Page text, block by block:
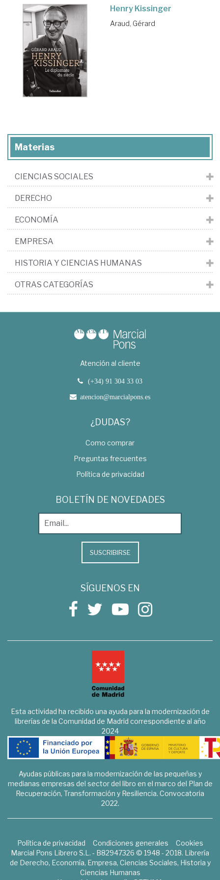
Henry Kissinger
Araud, Gérard
Materias
CIENCIAS SOCIALES
DERECHO
ECONOMÍA
EMPRESA
HISTORIA Y CIENCIAS HUMANAS
OTRAS CATEGORÍAS
Atención al cliente
(+34) 91 304 33 03
atencion@marcialpons.es
¿DUDAS?
Como comprar
Preguntas frecuentes
Política de privacidad
BOLETÍN DE NOVEDADES
SUSCRIBIRSE
SÍGUENOS EN
Esta actividad ha recibido una ayuda para la modernización de
librerías de la Comunidad de Madrid correspondiente al año
2024
Ayudas públicas para la modernización de las pequeñas y
medianas empresas del sector del libro en el marco del Plan de
Recuperación, Transformación y Resiliencia. Convocatoria
2022.
Política de privacidad Condiciones generales
Cookies
Marcial Pons Librero S.L. - B82947326 © 1948 - 2018. Librería
de Derecho, Economía, Empresa, Ciencias Sociales, Historia y
Ciencias Humanas